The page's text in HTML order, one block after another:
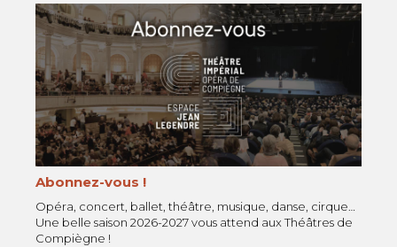
Abonnez-vous !
Opéra, concert, ballet, théâtre, musique, danse, cirque…
Une belle saison 2026-2027 vous attend aux Théâtres de
Compiègne !